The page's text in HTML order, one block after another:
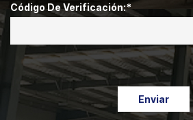
Código De Verificación:*
Enviar